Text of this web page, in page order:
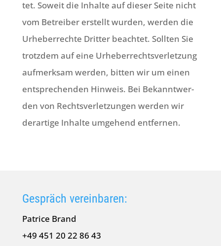
tet. Soweit die Inhal­te auf die­ser Sei­te nicht
vom Betrei­ber erstellt wur­den, wer­den die
Urhe­ber­rech­te Drit­ter beach­tet. Soll­ten Sie
trotz­dem auf eine Urhe­ber­rechts­ver­let­zung
auf­merk­sam wer­den, bit­ten wir um einen
ent­spre­chen­den Hin­weis. Bei Bekannt­wer­
den von Rechts­ver­let­zun­gen wer­den wir
der­ar­ti­ge Inhal­te umge­hend entfernen.
Gespräch vereinbaren:
Patri­ce Brand
+49 451 20 22 86 43